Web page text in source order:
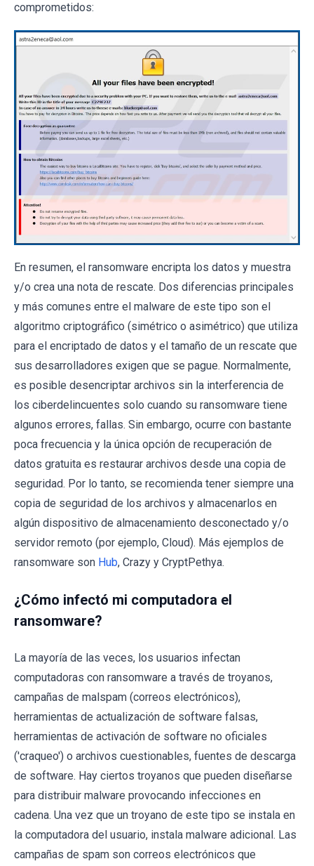
comprometidos:
En resumen, el ransomware encripta los datos y muestra
y/o crea una nota de rescate. Dos diferencias principales
y más comunes entre el malware de este tipo son el
algoritmo criptográfico (simétrico o asimétrico) que utiliza
para el encriptado de datos y el tamaño de un rescate que
sus desarrolladores exigen que se pague. Normalmente,
es posible desencriptar archivos sin la interferencia de
los ciberdelincuentes solo cuando su ransomware tiene
algunos errores, fallas. Sin embargo, ocurre con bastante
poca frecuencia y la única opción de recuperación de
datos gratuita es restaurar archivos desde una copia de
seguridad. Por lo tanto, se recomienda tener siempre una
copia de seguridad de los archivos y almacenarlos en
algún dispositivo de almacenamiento desconectado y/o
servidor remoto (por ejemplo, Cloud). Más ejemplos de
ransomware son Hub, Crazy y CryptPethya.
¿Cómo infectó mi computadora el
ransomware?
La mayoría de las veces, los usuarios infectan
computadoras con ransomware a través de troyanos,
campañas de malspam (correos electrónicos),
herramientas de actualización de software falsas,
herramientas de activación de software no oficiales
('craqueo') o archivos cuestionables, fuentes de descarga
de software. Hay ciertos troyanos que pueden diseñarse
para distribuir malware provocando infecciones en
cadena. Una vez que un troyano de este tipo se instala en
la computadora del usuario, instala malware adicional. Las
campañas de spam son correos electrónicos que